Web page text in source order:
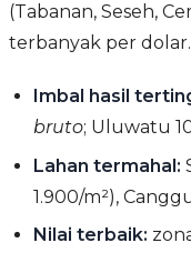
(Tabanan, Seseh,
terbanyak per dolar.
Imbal hasil
bruto; Uluwatu
Lahan termahal:
1.900/m²),
Nilai terbaik: